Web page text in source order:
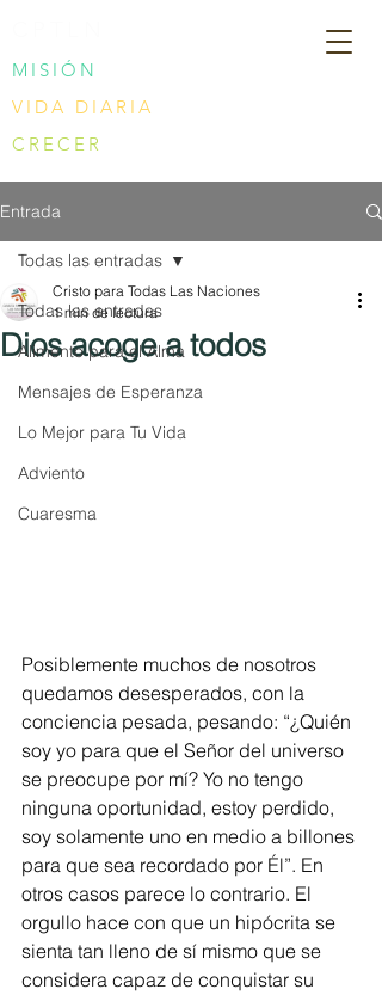
MISIÓN
VIDA DIARIA
CRECER
Entrada
Todas las entradas
Alimento para el Alma
Mensajes de Esperanza
Lo Mejor para Tu Vida
Adviento
Cuaresma
Todas las entradas
Dios acoge a todos
Cristo para Todas Las Naciones
1 min de lectura
Posiblemente muchos de nosotros
quedamos desesperados, con la
conciencia pesada, pesando: “¿Quién
soy yo para que el Señor del universo
se preocupe por mí? Yo no tengo
ninguna oportunidad, estoy perdido,
soy solamente uno en medio a billones
para que sea recordado por Él”. En
otros casos parece lo contrario. El
orgullo hace con que un hipócrita se
sienta tan lleno de sí mismo que se
considera capaz de conquistar su